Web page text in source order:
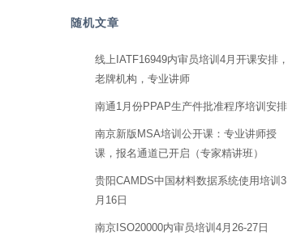
随机文章
线上IATF16949内审员培训4月开课安排，
老牌机构，专业讲师
南通1月份PPAP生产件批准程序培训安排
南京新版MSA培训公开课：专业讲师授
课，报名通道已开启（专家精讲班）
贵阳CAMDS中国材料数据系统使用培训3
月16日
南京ISO20000内审员培训4月26-27日